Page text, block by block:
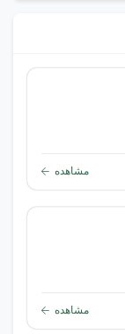
مشاهده
مشاهده